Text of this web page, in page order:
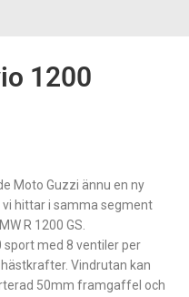
1200
Moto Guzzi ännu en ny
vi hittar i samma segment
R 1200 GS.
med 8 ventiler per
Vindrutan kan
50mm framgaffel och